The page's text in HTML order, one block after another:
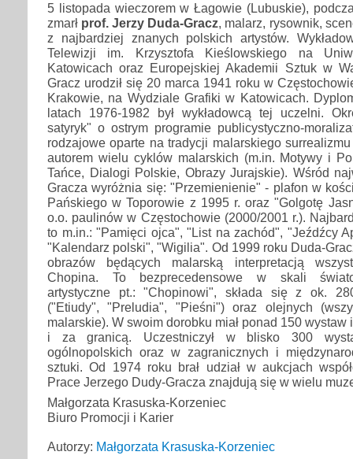
5 listopada wieczorem w Łagowie (Lubuskie),
zmarł prof. Jerzy Duda-Gracz, malarz, rysownik,
z najbardziej znanych polskich artystów.
Telewizji im. Krzysztofa Kieślowskiego na
Katowicach oraz Europejskiej Akademii Sztuk w
Gracz urodził się 20 marca 1941 roku w
Krakowie, na Wydziale Grafiki w Katowicach.
latach 1976-1982 był wykładowcą tej uczelni.
satyryk" o ostrym programie publicystyczno-
rodzajowe oparte na tradycji malarskiego
autorem wielu cyklów malarskich (m.in. Motywy i
Tańce, Dialogi Polskie, Obrazy Jurajskie). Wśród
Gracza wyróżnia się: "Przemienienie" - plafon w
Pańskiego w Toporowie z 1995 r. oraz "Golgotę
o.o. paulinów w Częstochowie (2000/2001 r.).
to m.in.: "Pamięci ojca", "List na zachód", "Jeźdźcy
"Kalendarz polski", "Wigilia". Od 1999 roku Duda-
obrazów będących malarską interpretacją
Chopina. To bezprecedensowe w skali
artystyczne pt.: "Chopinowi", składa się z ok.
("Etiudy", "Preludia", "Pieśni") oraz olejnych
malarskie). W swoim dorobku miał ponad 150
i za granicą. Uczestniczył w blisko 300
ogólnopolskich oraz w zagranicznych i
sztuki. Od 1974 roku brał udział w aukcjach
Prace Jerzego Dudy-Gracza znajdują się w wielu
Małgorzata Krasuska-Korzeniec
Biuro Promocji i Karier
Autorzy: Małgorzata Krasuska-Korzeniec